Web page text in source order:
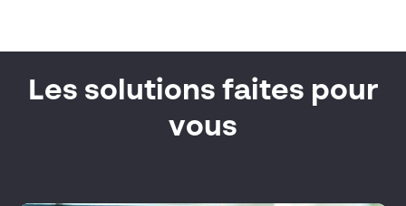
Les solutions faites pour
vous